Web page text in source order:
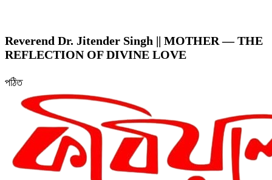
Reverend Dr. Jitender Singh || MOTHER — THE
REFLECTION OF DIVINE LOVE
পঠিত